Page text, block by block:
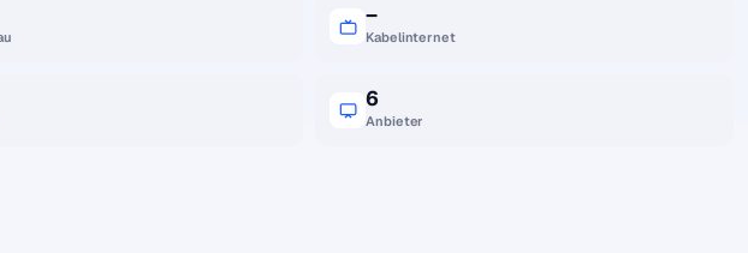
–
Kabelinternet
6
Anbieter